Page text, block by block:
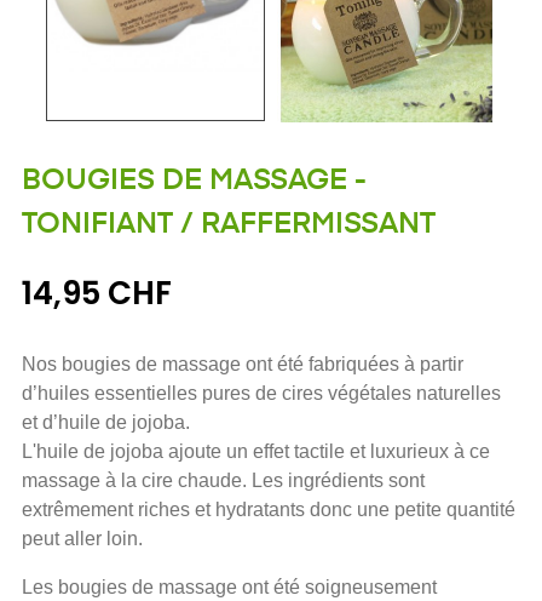
BOUGIES DE MASSAGE -
TONIFIANT / RAFFERMISSANT
14,95 CHF
Nos bougies de massage ont été fabriquées à partir
d’huiles essentielles pures de cires végétales naturelles
et d’huile de jojoba.
L'huile de jojoba ajoute un effet tactile et luxurieux à ce
massage à la cire chaude. Les ingrédients sont
extrêmement riches et hydratants donc une petite quantité
peut aller loin.
Les bougies de massage ont été soigneusement